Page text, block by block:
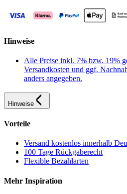
Hinweise
Alle Preise inkl. 7% bzw. 19%
Versandkosten und ggf.
anders angegeben.
Hinweise
Vorteile
Versand kostenlos innerhalb
100 Tage Rückgaberecht
Flexible Bezahlarten
Mehr Inspiration